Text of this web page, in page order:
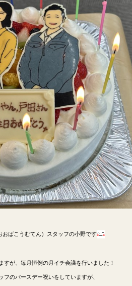
おばこうむてん）スタッフの小野です
すが、毎月恒例の月イチ会議を行いました！
フのバースデー祝いをしていますが、